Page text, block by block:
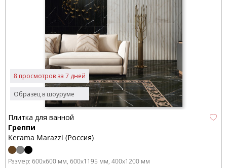
Образец в шоуруме
8 просмотров за 7 дней
Плитка для ванной
Греппи
Kerama Marazzi (Россия)
Размер: 600x600 мм 600x1195 мм 400x1200 мм